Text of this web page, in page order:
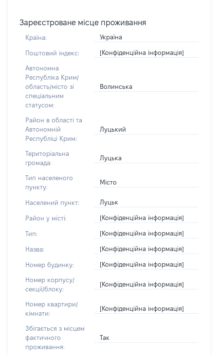
Зареєстроване місце проживання
Країна: Україна
Поштовий індекс: [Конфіденційна інформація]
Автономна
Республіка Крим/
область/місто зі
спеціальним
статусом:
Волинська
Район в області та
Автономній
Республіці Крим:
Луцький
Територіальна
громада:
Луцька
Тип населеного
пункту:
Місто
Населений пункт: Луцьк
Район у місті: [Конфіденційна інформація]
Тип: [Конфіденційна інформація]
Назва: [Конфіденційна інформація]
Номер будинку: [Конфіденційна інформація]
Номер корпусу/
секції/блоку:
[Конфіденційна інформація]
Номер квартири/
кімнати:
[Конфіденційна інформація]
Збігається з місцем
фактичного
проживання:
Так